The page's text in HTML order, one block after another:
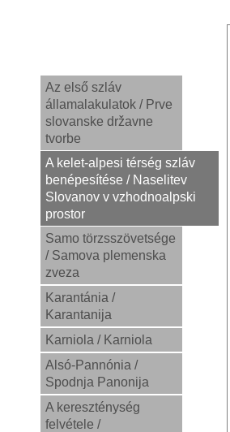
Az első szláv
államalakulatok / Prve
slovanske državne
tvorbe
A kelet-alpesi térség szláv
benépesítése / Naselitev
Slovanov v vzhodnoalpski
prostor
Samo törzsszövetsége
/ Samova plemenska
zveza
Karantánia /
Karantanija
Karniola / Karniola
Alsó-Pannónia /
Spodnja Panonija
A kereszténység
felvétele /